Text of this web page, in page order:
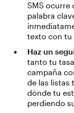
SMS ocurre
palabra
texto con tu
Haz un
tanto tu
campaña
de las listas
dónde tu
perdiendo